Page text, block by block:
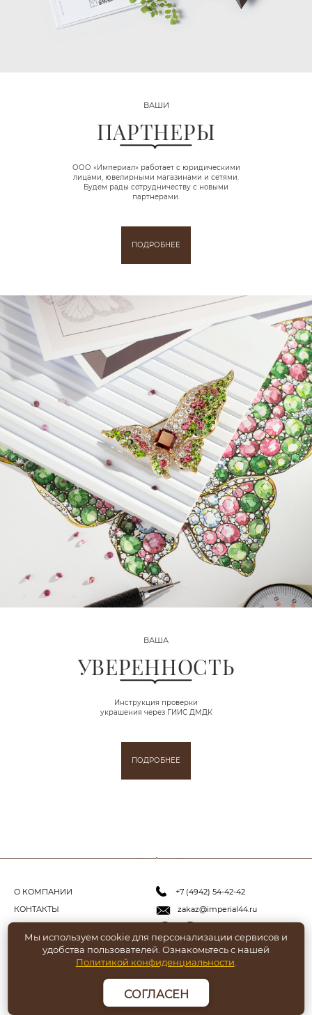
ВАШИ
ПАРТНЕРЫ
ООО «Империал» работает с юридическими
лицами, ювелирными магазинами и сетями.
Будем рады сотрудничеству с новыми
партнерами.
ПОДРОБНЕЕ
ВАША
УВЕРЕННОСТЬ
Инструкция проверки
украшения через ГИИС ДМДК
ПОДРОБНЕЕ
О КОМПАНИИ
КОНТАКТЫ
КОНФИДЕНЦИАЛЬНОСТЬ
+7 (4942) 54-42-42
zakaz@imperial44.ru
© 2019 - 2025 ООО «ИМПЕРИАЛ»
Политика конфиденциальности
Мы используем cookie для персонализации сервисов и
удобства пользователей. Ознакомьтесь с нашей
Политикой конфиденциальности
СОГЛАСЕН